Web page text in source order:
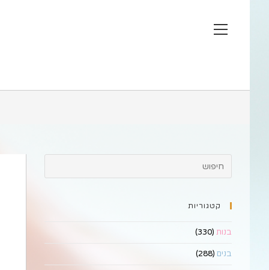
View
קטגוריות
בנות (330)
בנים (288)